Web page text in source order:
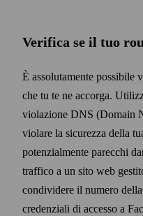
Verifica se il tuo
È assolutamente possibile
che tu te ne accorga.
violazione DNS (Domain
violare la sicurezza della
potenzialmente parecchi
traffico a un sito web
condividere il numero
credenziali di accesso a